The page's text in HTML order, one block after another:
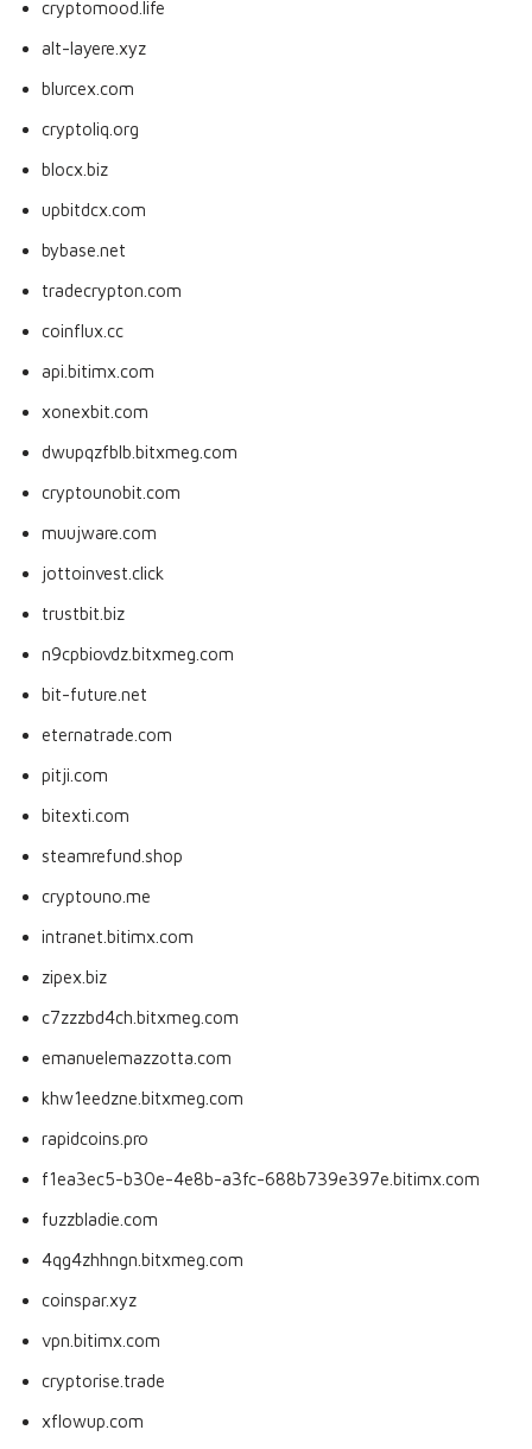
cryptomood.life
alt-layere.xyz
blurcex.com
cryptoliq.org
blocx.biz
upbitdcx.com
bybase.net
tradecrypton.com
coinflux.cc
api.bitimx.com
xonexbit.com
dwupqzfblb.bitxmeg.com
cryptounobit.com
muujware.com
jottoinvest.click
trustbit.biz
n9cpbiovdz.bitxmeg.com
bit-future.net
eternatrade.com
pitji.com
bitexti.com
steamrefund.shop
cryptouno.me
intranet.bitimx.com
zipex.biz
c7zzzbd4ch.bitxmeg.com
emanuelemazzotta.com
khw1eedzne.bitxmeg.com
rapidcoins.pro
f1ea3ec5-b30e-4e8b-a3fc-688b739e397e.bitimx.com
fuzzbladie.com
4qg4zhhngn.bitxmeg.com
coinspar.xyz
vpn.bitimx.com
cryptorise.trade
xflowup.com